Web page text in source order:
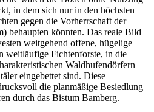
in dem sich nur in den höchsten
gegen die Vorherrschaft der
behaupten könnten. Das reale Bild
weitgehend offene, hügelige
weitläufige Fichtenforste, in die
Waldhufendörfern
eingebettet sind. Diese
die planmäßige Besiedlung
durch das Bistum Bamberg.